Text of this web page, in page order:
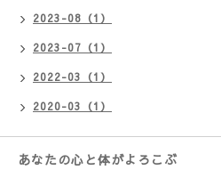
2023-08（1）
2023-07（1）
2022-03（1）
2020-03（1）
あなたの心と体がよ